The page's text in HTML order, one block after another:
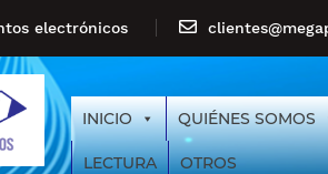
electrónicos
INICIO QUIÉNES SOMOS
LECTURA OTROS